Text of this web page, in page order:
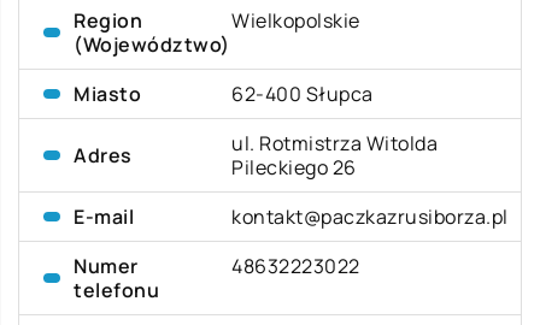
Region
(Województwo)
Wielkopolskie
Miasto 62-400 Słupca
Adres
ul. Rotmistrza Witolda
Pileckiego 26
E-mail
kontakt@paczkazrusiborza.pl
Numer
telefonu
48632223022